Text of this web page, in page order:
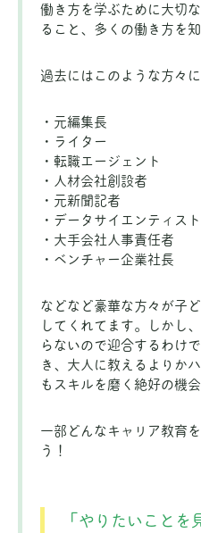
働き方を学ぶために大切
ること、多くの働き方を知
過去にはこのような方々
・元編集長
・ライター
・転職エージェント
・人材会社創設者
・元新聞記者
・データサイエンティスト
・大手会社人事責任者
・ベンチャー企業社長
などなど豪華な方々が子
してくれてます。しかし
らないので迎合するわけ
き、大人に教えるよりか
もスキルを磨く絶好の機
一部どんなキャリア教育
う！
「やりたいこと